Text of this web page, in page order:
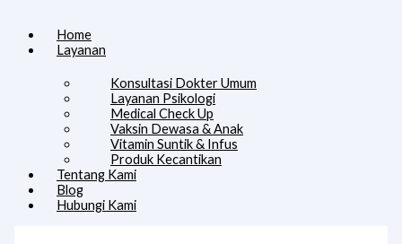
Home
Layanan
Konsultasi Dokter Umum
Layanan Psikologi
Medical Check Up
Vaksin Dewasa & Anak
Vitamin Suntik & Infus
Produk Kecantikan
Tentang Kami
Blog
Hubungi Kami